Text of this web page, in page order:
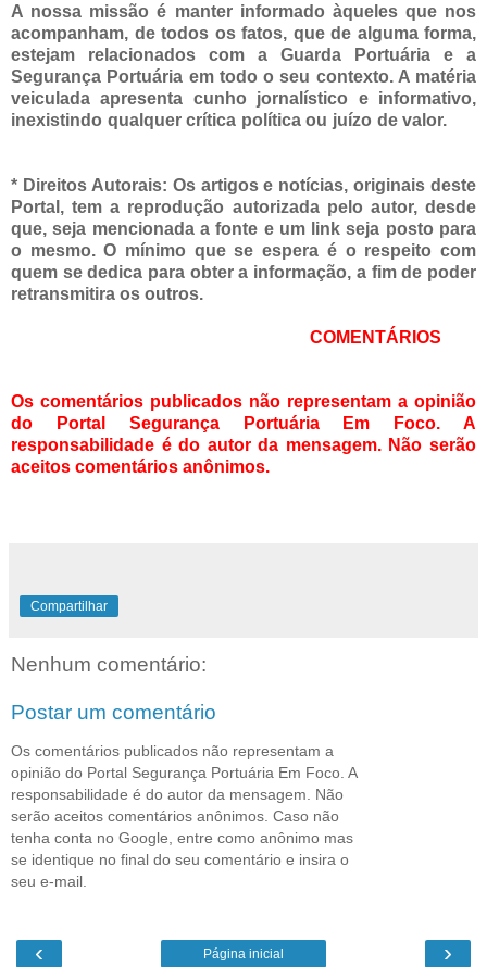
A nossa missão é manter informado àqueles que nos
acompanham, de todos os fatos, que de alguma forma,
estejam relacionados com a Guarda Portuária e a
Segurança Portuária em todo o seu contexto. A matéria
veiculada apresenta cunho jornalístico e informativo,
inexistindo qualquercrítica política ou juízo de valor.
* Direitos Autorais: Os artigos e notícias, originais deste
Portal, tem a reprodução autorizada pelo autor, desde
que, seja mencionada a fonte e um link seja posto para
o mesmo. O mínimo que se espera é o respeito com
quem se dedica para obter a informação, a fim de poder
retransmitira os outros.
COMENTÁRIOS
Os comentários publicados não representam a opinião
do Portal Segurança Portuária Em Foco. A
responsabilidade é do autor da mensagem. Não serão
aceitos comentários anônimos.
Compartilhar
Nenhum comentário:
Postar um comentário
Os comentários publicados não representam a
opinião do Portal Segurança Portuária Em Foco. A
responsabilidade é do autor da mensagem. Não
serão aceitos comentários anônimos. Caso não
tenha conta no Google, entre como anônimo mas
se identique no final do seu comentário e insira o
seu e-mail.
‹ ›
Página inicial